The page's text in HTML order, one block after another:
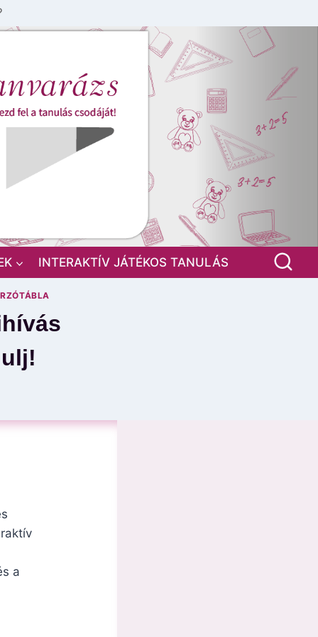
INTERAKTÍV JÁTÉKOS TANULÁS
a